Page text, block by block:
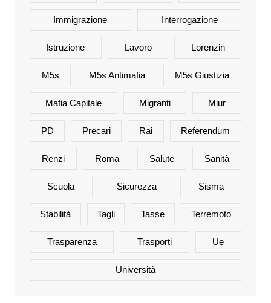
Immigrazione Interrogazione
Istruzione Lavoro Lorenzin
M5s M5s Antimafia M5s Giustizia
Mafia Capitale Migranti Miur
PD Precari Rai Referendum
Renzi Roma Salute Sanità
Scuola Sicurezza Sisma
Stabilità Tagli Tasse Terremoto
Trasparenza Trasporti Ue
Università